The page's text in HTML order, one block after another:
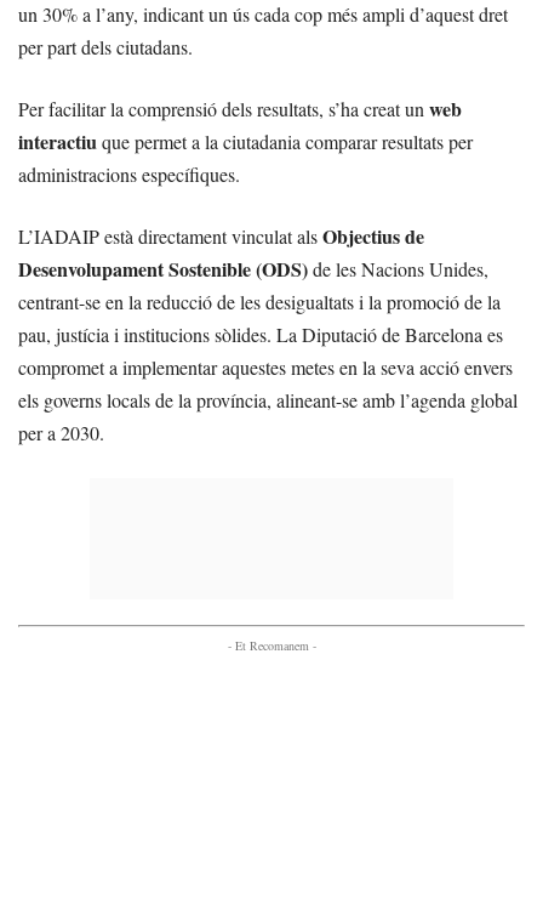
un 30% a l’any, indicant un ús cada cop més ampli d’aquest dret
per part dels ciutadans.
Per facilitar la comprensió dels resultats, s’ha creat un web
interactiuque permet a la ciutadania comparar resultats per
administracions específiques.
L’IADAIP està directament vinculat alsObjectius de
Desenvolupament Sostenible (ODS)de les Nacions Unides,
centrant-se en la reducció de les desigualtats i la promoció de la
pau, justícia i institucions sòlides. La Diputació de Barcelona es
compromet a implementar aquestes metes en la seva acció envers
els governs locals de la província, alineant-se amb l’agenda global
per a 2030.
- Et Recomanem -